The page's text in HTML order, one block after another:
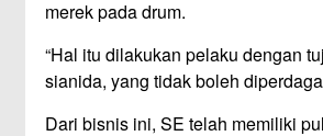
merek pada drum.
“Hal itu dilakukan pelaku dengan
sianida, yang tidak boleh
Dari bisnis ini, SE telah memiliki